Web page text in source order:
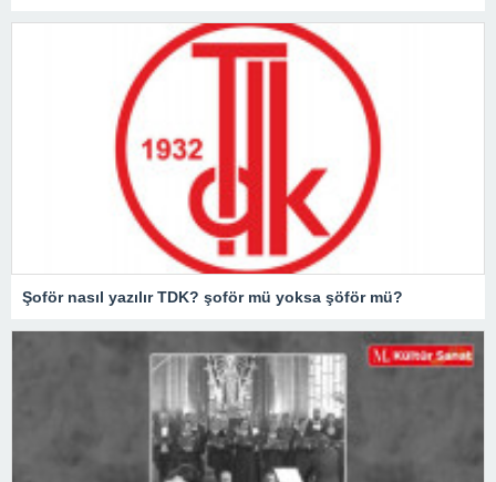
Şoför nasıl yazılır TDK? şoför mü yoksa şöför mü?